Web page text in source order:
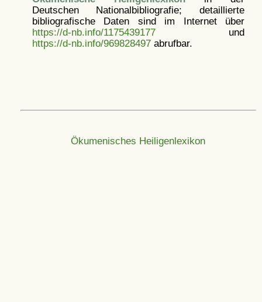
Deutschen Nationalbibliografie; detaillierte
bibliografische Daten sind im Internet über
https://d-nb.info/1175439177und
https://d-nb.info/969828497abrufbar.
Ökumenisches Heiligenlexikon